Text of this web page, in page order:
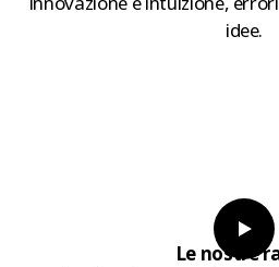
idee.
Le nostre